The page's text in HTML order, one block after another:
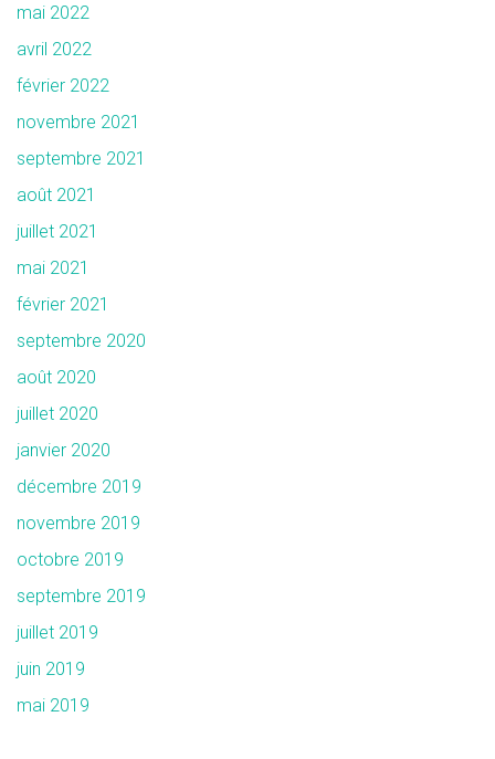
mai 2022
avril 2022
février 2022
novembre 2021
septembre 2021
août 2021
juillet 2021
mai 2021
février 2021
septembre 2020
août 2020
juillet 2020
janvier 2020
décembre 2019
novembre 2019
octobre 2019
septembre 2019
juillet 2019
juin 2019
mai 2019